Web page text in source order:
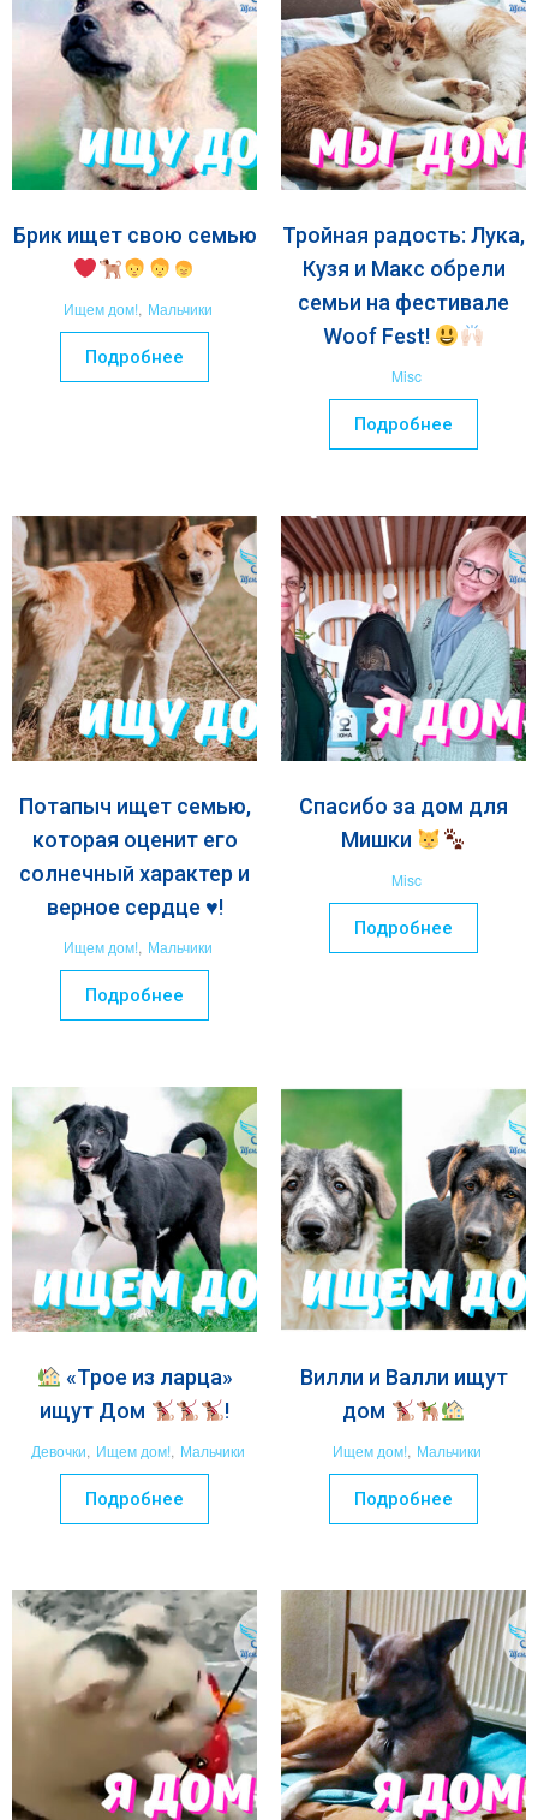
Брик ищет свою семью
Ищем дом!, Мальчики
Подробнее
Тройная радость: Лука,
Кузя и Макс обрели
семьи на фестивале
Woof Fest!
Misc
Подробнее
Потапыч ищет семью,
которая оценит его
солнечный характер и
верное сердце ♥️!
Ищем дом!, Мальчики
Подробнее
Спасибо за дом для
Мишки
Misc
Подробнее
«Трое из ларца»
ищут Дом
!
Девочки, Ищем дом!, Мальчики
Подробнее
Вилли и Валли ищут
дом
Ищем дом!, Мальчики
Подробнее